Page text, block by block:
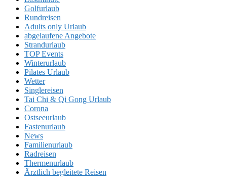
Golfurlaub
Rundreisen
Adults only Urlaub
abgelaufene Angebote
Strandurlaub
TOP Events
Winterurlaub
Pilates Urlaub
Wetter
Singlereisen
Tai Chi & Qi Gong Urlaub
Corona
Ostseeurlaub
Fastenurlaub
News
Familienurlaub
Radreisen
Thermenurlaub
Ärztlich begleitete Reisen